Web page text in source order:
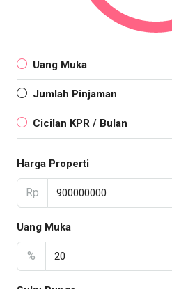
Uang Muka
Jumlah Pinjaman
Cicilan KPR / Bulan
Harga Properti
Rp
Uang Muka
%